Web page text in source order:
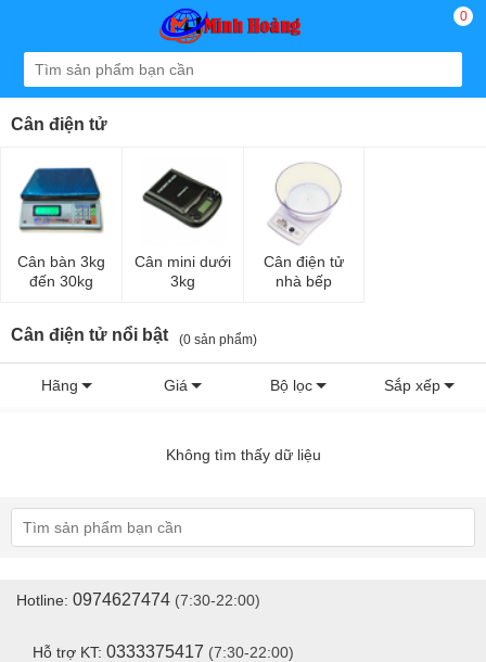
0
Cân điện tử
Cân bàn 3kg
đến 30kg
Cân mini dưới
3kg
Cân điện tử
nhà bếp
Cân điện tử nổi bật (0 sản phẩm)
Hãng Giá Bộ lọc Sắp xếp
Không tìm thấy dữ liệu
Hotline: 0974627474 (7:30-22:00)
Hỗ trợ KT: 0333375417 (7:30-22:00)